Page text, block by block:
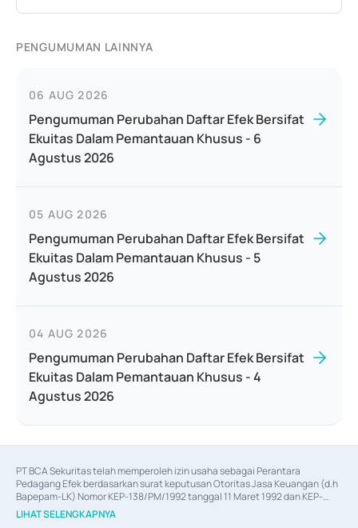
PENGUMUMAN LAINNYA
06 AUG 2026
Pengumuman Perubahan Daftar Efek Bersifat
Ekuitas Dalam Pemantauan Khusus - 6
Agustus 2026
05 AUG 2026
Pengumuman Perubahan Daftar Efek Bersifat
Ekuitas Dalam Pemantauan Khusus - 5
Agustus 2026
04 AUG 2026
Pengumuman Perubahan Daftar Efek Bersifat
Ekuitas Dalam Pemantauan Khusus - 4
Agustus 2026
PT BCA Sekuritas telah memperoleh izin usaha sebagai Perantara
Pedagang Efek berdasarkan surat keputusan Otoritas Jasa Keuangan (d.h
Bapepam-LK) Nomor KEP-138/PM/1992 tanggal 11 Maret 1992 dan KEP-
06/D.04/2014 tanggal 28 Februari 2014, izin usaha sebagai Penjamin Emisi
Efek berdasarkan surat keputusan Otoritas Jasa Keuangan Nomor KEP-
LIHAT SELENGKAPNYA